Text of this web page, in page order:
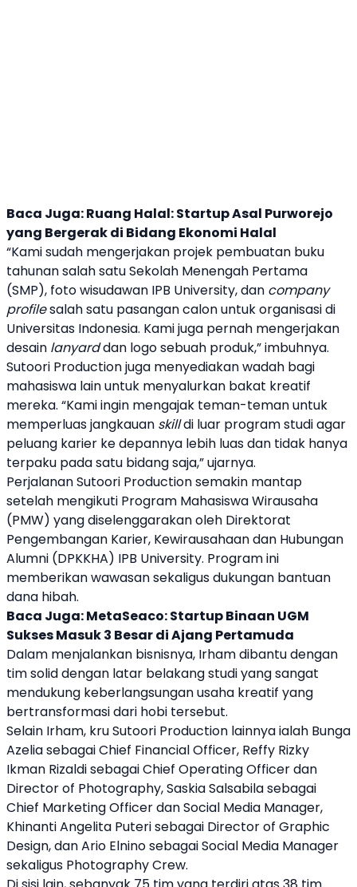
Baca Juga:Ruang Halal: Startup Asal Purworejo
yang Bergerak di Bidang Ekonomi Halal
“Kami sudah mengerjakan projek pembuatan buku
tahunan salah satu Sekolah Menengah Pertama
(SMP), foto wisudawan IPB University, dan company
profilesalah satu pasangan calon untuk organisasi di
Universitas Indonesia. Kami juga pernah mengerjakan
desain lanyarddan logo sebuah produk,” imbuhnya.
Sutoori Production juga menyediakan wadah bagi
mahasiswa lain untuk menyalurkan bakat kreatif
mereka. “Kami ingin mengajak teman-teman untuk
memperluas jangkauan skilldi luar program studi agar
peluang karier ke depannya lebih luas dan tidak hanya
terpaku pada satu bidang saja,” ujarnya.
Perjalanan Sutoori Production semakin mantap
setelah mengikuti Program Mahasiswa Wirausaha
(PMW) yang diselenggarakan oleh Direktorat
Pengembangan Karier, Kewirausahaan dan Hubungan
Alumni (DPKKHA) IPB University. Program ini
memberikan wawasan sekaligus dukungan bantuan
dana hibah.
Baca Juga:MetaSeaco: Startup Binaan UGM
Sukses Masuk 3 Besar di Ajang Pertamuda
Dalam menjalankan bisnisnya, Irham dibantu dengan
tim solid dengan latar belakang studi yang sangat
mendukung keberlangsungan usaha kreatif yang
bertransformasi dari hobi tersebut.
Selain Irham, kru Sutoori Production lainnya ialah Bunga
Azelia sebagai Chief Financial Officer, Reffy Rizky
Ikman Rizaldi sebagai Chief Operating Officer dan
Director of Photography, Saskia Salsabila sebagai
Chief Marketing Officer dan Social Media Manager,
Khinanti Angelita Puteri sebagai Director of Graphic
Design, dan Ario Elnino sebagai Social Media Manager
sekaligus Photography Crew.